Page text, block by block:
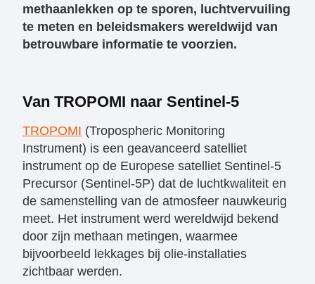
methaanlekken op te sporen, luchtvervuiling
te meten en beleidsmakers wereldwijd van
betrouwbare informatie te voorzien.
Van TROPOMI naar Sentinel-5
TROPOMI (Tropospheric Monitoring
Instrument) is een geavanceerd satelliet
instrument op de Europese satelliet Sentinel-5
Precursor (Sentinel-5P) dat de luchtkwaliteit en
de samenstelling van de atmosfeer nauwkeurig
meet. Het instrument werd wereldwijd bekend
door zijn methaan metingen, waarmee
bijvoorbeeld lekkages bij olie-installaties
zichtbaar werden.